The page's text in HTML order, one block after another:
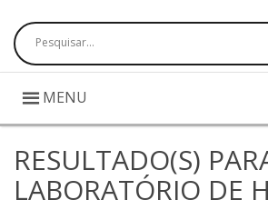
Pesquisar
MENU
RESULTADO(S)
LABORATÓRIO DE